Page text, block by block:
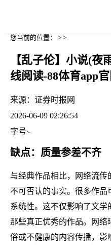
您当前的位置： > >
【乱子伦】小说(夜
线阅读-88体育app
来源： 证券时报网
2026-06-09 02:26:54
字号
缺点：质量参差不齐
与经典作品相比，网络流
不可否认的事实。很多作品
系统性。这不仅影响了文
那些真正优秀的作品。网
俗或不健康的内容传播，影